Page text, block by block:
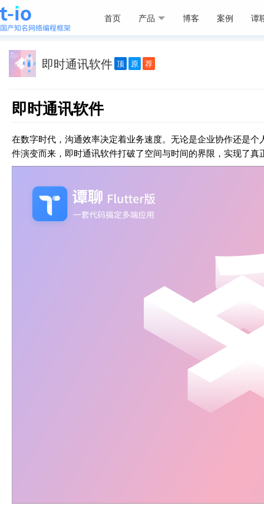
首页 产品 博客 案例 谭
即时通讯软件 顶 原 荐
即时通讯软件
在数字时代，沟通效率决定着业务速度。无论是企业协作还是个
件演变而来，即时通讯软件打破了空间与时间的界限，实现了真